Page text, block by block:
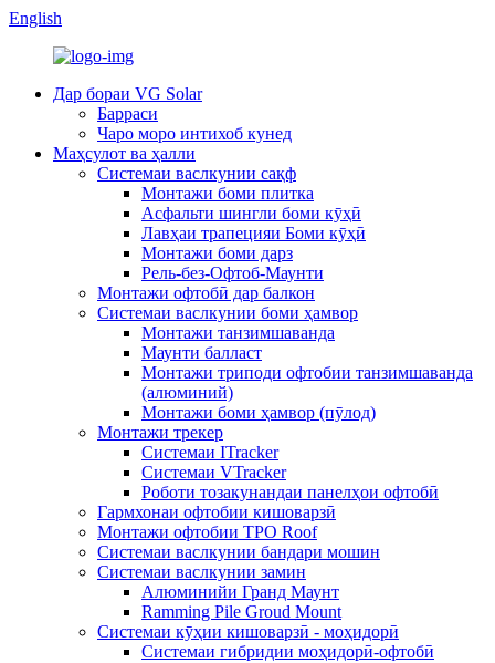
English
Дар бораи VG Solar
Барраси
Чаро моро интихоб кунед
Маҳсулот ва ҳалли
Системаи васлкунии сақф
Монтажи боми плитка
Асфальти шингли боми кӯҳӣ
Лавҳаи трапецияи Боми кӯҳӣ
Монтажи боми дарз
Рель-без-Офтоб-Маунти
Монтажи офтобӣ дар балкон
Системаи васлкунии боми ҳамвор
Монтажи танзимшаванда
Маунти балласт
Монтажи триподи офтобии танзимшаванда
(алюминий)
Монтажи боми ҳамвор (пӯлод)
Монтажи трекер
Системаи ITracker
Системаи VTracker
Роботи тозакунандаи панелҳои офтобӣ
Гармхонаи офтобии кишоварзӣ
Монтажи офтобии TPO Roof
Системаи васлкунии бандари мошин
Системаи васлкунии замин
Алюминийи Гранд Маунт
Ramming Pile Groud Mount
Системаи кӯҳии кишоварзӣ - моҳидорӣ
Системаи гибридии моҳидорӣ-офтобӣ